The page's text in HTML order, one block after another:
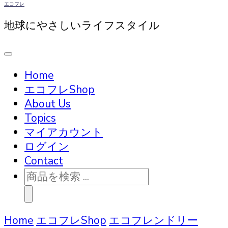
エコフレ
地球にやさしいライフスタイル
Home
エコフレShop
About Us
Topics
マイアカウント
ログイン
Contact
商
品
検
索
Home エコフレShop エコフレンドリー